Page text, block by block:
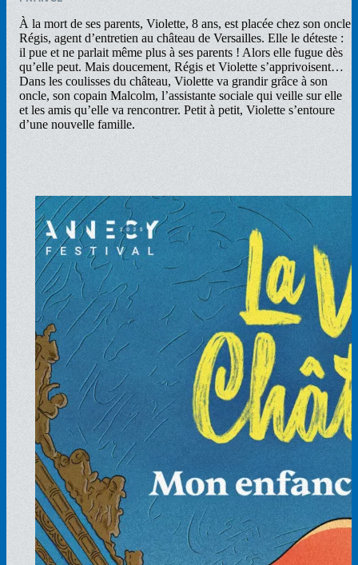
À la mort de ses parents, Violette, 8 ans, est placée chez son oncle
Régis, agent d’entretien au château de Versailles. Elle le déteste :
il pue et ne parlait même plus à ses parents ! Alors elle fugue dès
qu’elle peut. Mais doucement, Régis et Violette s’apprivoisent…
Dans les coulisses du château, Violette va grandir grâce à son
oncle, son copain Malcolm, l’assistante sociale qui veille sur elle
et les amis qu’elle va rencontrer. Petit à petit, Violette s’entoure
d’une nouvelle famille.